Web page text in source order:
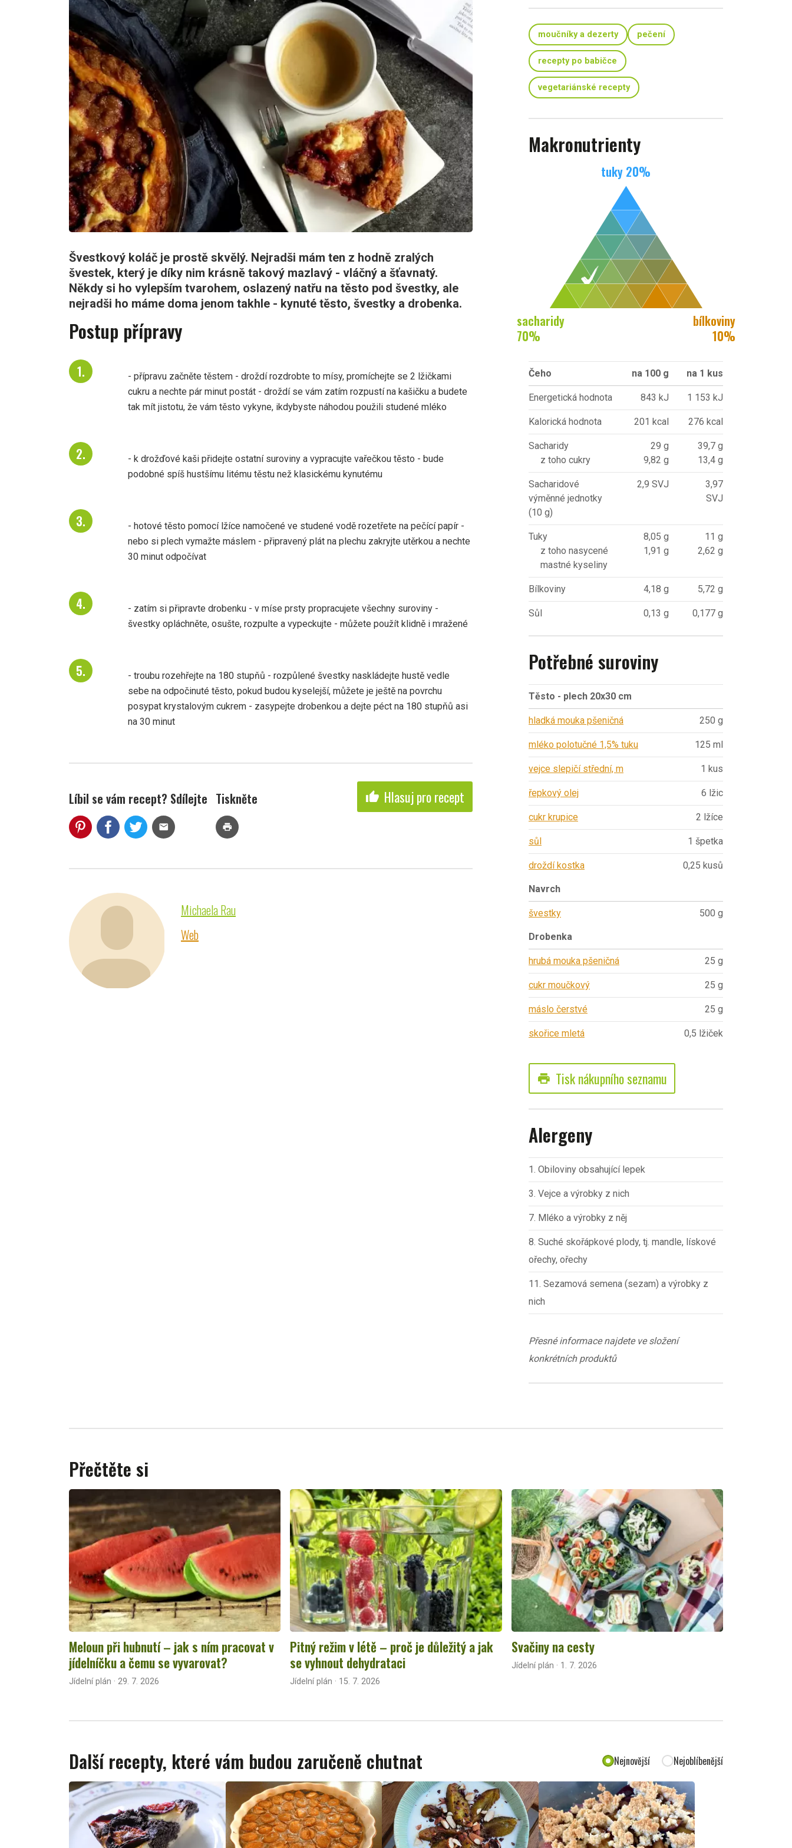
Švestkový koláč je prostě skvělý. Nejradši mám ten z hodně zralých
švestek, který je díky nim krásně takový mazlavý - vláčný a šťavnatý.
Někdy si ho vylepším tvarohem, oslazený natřu na těsto pod švestky, ale
nejradši ho máme doma jenom takhle - kynuté těsto, švestky a drobenka.
Postup přípravy
- přípravu začněte těstem - droždí rozdrobte to mísy, promíchejte se 2 lžičkami
cukru a nechte pár minut postát - droždí se vám zatím rozpustí na kašičku a budete
tak mít jistotu, že vám těsto vykyne, ikdybyste náhodou použili studené mléko
- k drožďové kaši přidejte ostatní suroviny a vypracujte vařečkou těsto - bude
podobné spíš hustšímu litému těstu než klasickému kynutému
- hotové těsto pomocí lžíce namočené ve studené vodě rozetřete na pečící papír -
nebo si plech vymažte máslem - připravený plát na plechu zakryjte utěrkou a nechte
30 minut odpočívat
- zatím si připravte drobenku - v míse prsty propracujete všechny suroviny -
švestky opláchněte, osušte, rozpulte a vypeckujte - můžete použít klidně i mražené
- troubu rozehřejte na 180 stupňů - rozpůlené švestky naskládejte hustě vedle
sebe na odpočinuté těsto, pokud budou kyselejší, můžete je ještě na povrchu
posypat krystalovým cukrem - zasypejte drobenkou a dejte péct na 180 stupňů asi
na 30 minut
Líbil se vám recept? Sdílejte
mail
Tiskněte
print
thumb_up Hlasuj pro recept
Michaela Rau
Web
moučníky a dezerty pečení
recepty po babičce
vegetariánské recepty
Makronutrienty
tuky 20%
sacharidy
70%
bílkoviny
10%
Čeho na 100 g na 1 kus
Energetická hodnota 843 kJ 1 153 kJ
Kalorická hodnota 201 kcal 276 kcal
Sacharidy
z toho cukry
29 g
9,82 g
39,7 g
13,4 g
Sacharidové
výměnné jednotky
(10 g)
2,9 SVJ
3,97
SVJ
Tuky
z toho nasycené
mastné kyseliny
8,05 g
1,91 g
11 g
2,62 g
Bílkoviny 4,18 g 5,72 g
Sůl 0,13 g 0,177 g
Potřebné suroviny
Těsto - plech 20x30 cm
hladká mouka pšeničná 250 g
mléko polotučné 1,5% tuku 125 ml
vejce slepičí střední, m 1 kus
řepkový olej 6 lžic
cukr krupice 2 lžíce
sůl 1 špetka
droždí kostka 0,25 kusů
Navrch
švestky 500 g
Drobenka
hrubá mouka pšeničná 25 g
cukr moučkový 25 g
máslo čerstvé 25 g
skořice mletá 0,5 lžiček
print Tisk nákupního seznamu
Alergeny
1. Obiloviny obsahující lepek
3. Vejce a výrobky z nich
7. Mléko a výrobky z něj
8. Suché skořápkové plody, tj. mandle, lískové
ořechy, ořechy
11. Sezamová semena (sezam) a výrobky z
nich
Přesné informace najdete ve složení
konkrétních produktů
Přečtěte si
Meloun při hubnutí – jak s ním pracovat v
jídelníčku a čemu se vyvarovat?
Jídelní plán · 29. 7. 2026
Pitný režim v létě – proč je důležitý a jak
se vyhnout dehydrataci
Jídelní plán · 15. 7. 2026
Svačiny na cesty
Jídelní plán · 1. 7. 2026
Další recepty, které vám budou zaručeně chutnat Nejnovější Nejoblíbenější